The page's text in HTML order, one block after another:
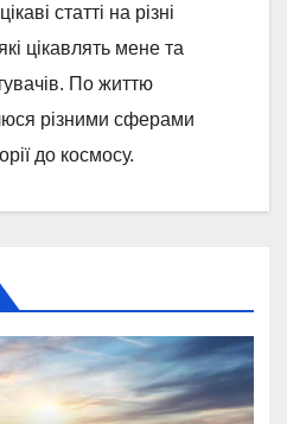
статті на різні
цікавлять мене та
По життю
різними сферами
до космосу.